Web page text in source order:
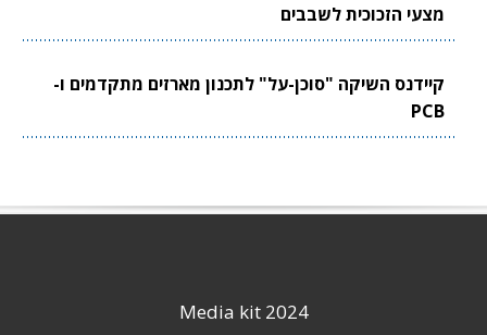
מצעי הזכוכית לשבבים
קיידנס השיקה "סוכן-על" לתכנון מארזים מתקדמים ו-
PCB
Media kit 2024